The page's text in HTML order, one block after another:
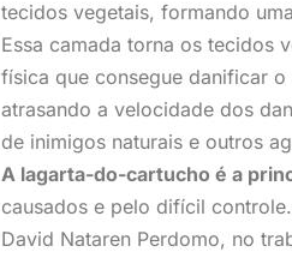
tecidos vegetais, formando
Essa camada torna os tecidos
física que consegue danificar
atrasando a velocidade dos
de inimigos naturais e outros
A lagarta-do-cartucho é a
causados e pelo difícil controle.
David Nataren Perdomo, no